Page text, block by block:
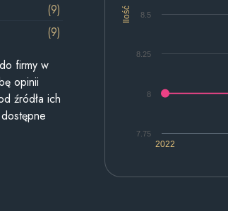
Ilość
2022
7.75
8
8.25
8.5
(9)
(9)
firmy w
opinii
źródła ich